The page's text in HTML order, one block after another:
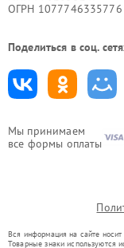
Мы принимаем
все формы оплаты
ОГРН 1077746335776
Поделиться в соц.
Вся информация на сайте
Товарные знаки используются